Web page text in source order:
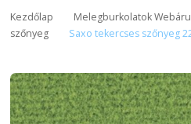
Kezdőlap Melegburkolatok
szőnyeg
Saxo tekercses szőnyeg